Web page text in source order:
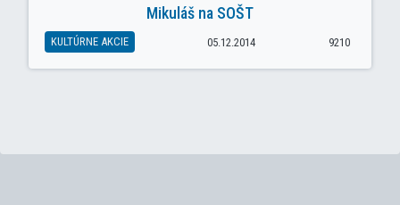
Mikuláš na SOŠT
KULTÚRNE AKCIE 05.12.2014 9210